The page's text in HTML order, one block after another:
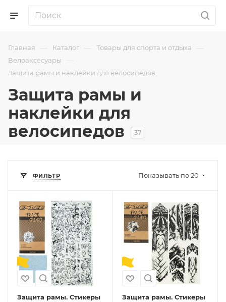
Главная — Каталог — Товары для спорта и отдыха —
Велоаксесуары —
Защита рамы и наклейки для велосипедов
Защита рамы и
наклейки для
велосипедов
37
ФИЛЬТР Показывать по 20
Защита рамы. Стикеры
Защита рамы. Стикеры